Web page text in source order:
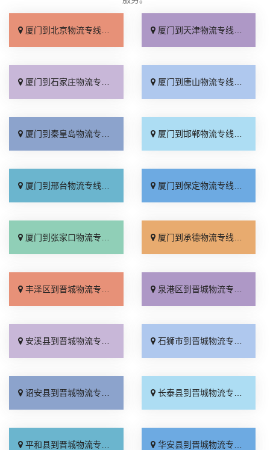
厦门到北京物流专线_上门取件「不随意加价」 厦门到天津物流专线_专线快运「直通专线」
厦门到石家庄物流专线_多久能到「诚信为先」 厦门到唐山物流专线_上门提货「准时准点」
厦门到秦皇岛物流专线_高速快运「整车配货」 厦门到邯郸物流专线_全境到达「无需中转」
厦门到邢台物流专线_需要几天「要多少钱」 厦门到保定物流专线_多少一吨「定点发车」
厦门到张家口物流专线_专线快运「运价查询」 厦门到承德物流专线_专线快运「零担配货」
丰泽区到晋城物流专线_费用多少「运价实惠」 泉港区到晋城物流专线_一站式托运「要几天到」
安溪县到晋城物流专线_运价行情「几天到达」 石狮市到晋城物流专线_零担配货「合理收费」
诏安县到晋城物流专线_高效运输「定点发车」 长泰县到晋城物流专线_不随意加价「多久能到」
平和县到晋城物流专线_专业可靠「定点发车」 华安县到晋城物流专线_托运省心「快速直达」